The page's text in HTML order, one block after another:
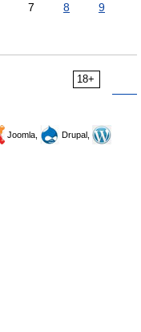
7 8
9
18+
Joomla,
Drupal,